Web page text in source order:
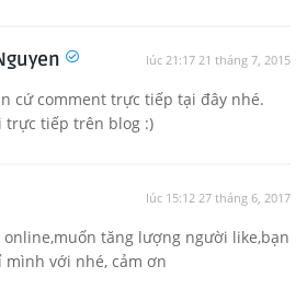
lúc 21:17 21 tháng 7, 2015
cứ comment trực tiếp tại đây nhé.
trực tiếp trên blog :)
lúc 15:12 27 tháng 6, 2017
tăng lượng người like,bạn
mình với nhé, cảm ơn